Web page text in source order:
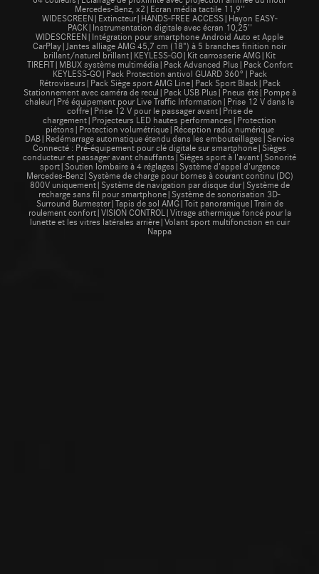
Mercedes-Benz, x2|Ecran média tactile 11,9''
WIDESCREEN|Extincteur|HANDS-FREE ACCESS|Hayon EASY-
PACK|Instrumentation digitale avec écran 10,25''
WIDESCREEN|Intégration pour smartphone Android Auto et Apple
CarPlay|Jantes alliage AMG 45,7 cm (18") à 5 branches finition noir
brillant/naturel brillant|KEYLESS-GO|Kit carrosserie AMG|Kit
TIREFIT|MBUX système multimédia|Pack Advanced Plus|Pack Confort
KEYLESS-GO|Pack Protection antivol GUARD 360°|Pack
Rétroviseurs|Pack Siège sport AMG Line|Pack Sport Black|Pack
Stationnement avec caméra de recul|Pack USB Plus|Pneus été|Pompe à
chaleur|Pré équipement pour Live Traffic Information|Prise 12 V dans le
coffre|Prise 12 V pour le passager avant|Prise de
chargement|Projecteurs LED hautes performances|Protection
piétons|Protection volumétrique|Réception radio numérique
DAB|Redémarrage automatique étendu dans les embouteillages|Service
Connecté : Pré-équipement pour clé digitale sur smartphone|Sièges
conducteur et passager avant chauffants|Sièges sport à l'avant|Sonorité
sport|Soutien lombaire à 4 réglages|Système d'appel d'urgence
Mercedes-Benz|Système de charge pour bornes à courant continu (DC)
800V uniquement|Système de navigation par disque dur|Système de
recharge sans fil pour smartphone|Système de sonorisation 3D-
Surround Burmester|Tapis de sol AMG|Toit panoramique|Train de
roulement confort|VISION CONTROL|Vitrage athermique foncé pour la
lunette et les vitres latérales arrière|Volant sport multifonction en cuir
Nappa